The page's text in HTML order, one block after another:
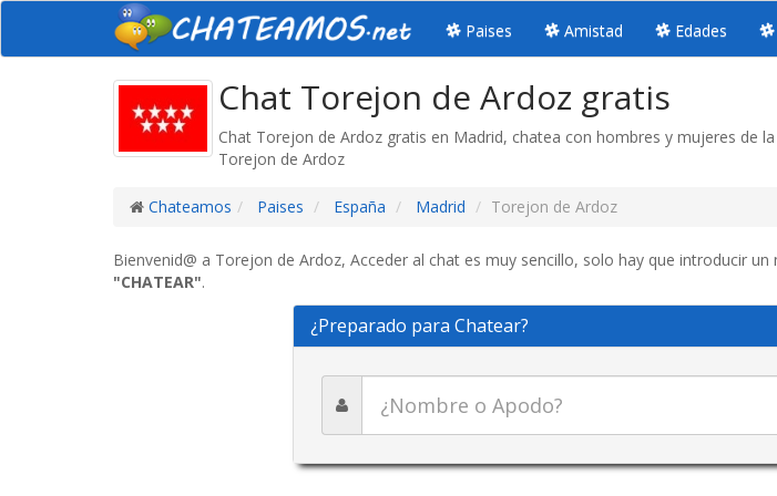
Paises Amistad Edades
Chat Torejon de Ardoz gratis
Chat Torejon de Ardoz gratis en Madrid, chatea con hombres y mujeres de
Torejon de Ardoz
Chateamos Paises España Madrid Torejon de Ardoz
Bienvenid@ a Torejon de Ardoz, Acceder al chat es muy sencillo, solo hay que introducir
"CHATEAR".
¿Preparado para Chatear?